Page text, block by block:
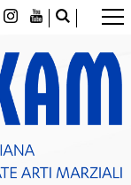
di 100 atleti